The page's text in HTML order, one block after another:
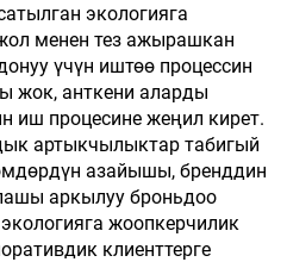
экологияга
менен тез ажырашкан
үчүн иштөө процессин
жок, анткени аларды
иш процесине жеңил кирет.
артыкчылыктар табигый
азайышы, бренддин
аркылуу броньдоо
жоопкерчилик
клиенттерге